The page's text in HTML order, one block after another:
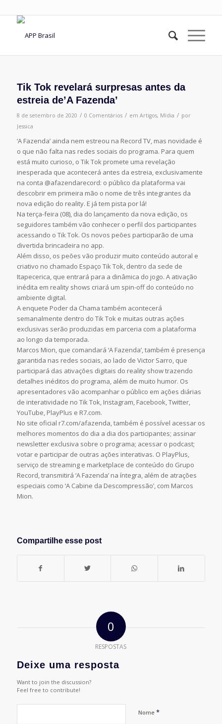
Tik Tok revelará surpresas antes da
estreia de’A Fazenda’
8 de setembro de 2020 / 0 Comentários / em Artigos, Mídia / por
Jessica
‘A Fazenda’ ainda nem estreou na Record TV, mas novidade é
o que não falta nas redes sociais do programa. Para quem
está muito curioso, o Tik Tok promete uma revelação
inesperada que acontecerá antes da estreia, exclusivamente
na conta @afazendarecord: o público da plataforma vai
descobrir em primeira mão o nome de três integrantes da
nova edição do reality. E já tem pista por lá!
Na terça-feira (08), dia do lançamento da nova edição, os
seguidores também vão conhecer o perfil dos participantes
acessando o Tik Tok. Os novos peões participarão de uma
divertida brincadeira no app.
Além disso, os peões vão produzir muito conteúdo autoral e
criativo no chamado Espaço Tik Tok, dentro da sede de
Itapecerica, que entrará para a dinâmica do jogo. A ativação
inédita em reality shows criará um spin-off do conteúdo no
ambiente digital.
A enquete Poder da Chama também acontecerá
semanalmente dentro do Tik Tok e muitas outras ações
exclusivas serão produzidas em parceria com a plataforma
ao longo da temporada.
Marcos Mion, que comandará ‘A Fazenda’, também é presença
garantida nas redes sociais, ao lado de Victor Sarro, que
participará das ativações digitais do reality show trazendo
detalhes inéditos do programa, além de muito humor. Os
apresentadores vão acompanhar o público em ações diárias
de interatividade no Tik Tok, Instagram, Facebook, Twitter,
YouTube, PlayPlus e R7.com.
No site oficial r7.com/afazenda, também é possível acessar os
melhores momentos do dia a dia dos participantes; assinar
newsletter exclusiva sobre o programa; acessar o podcast;
votar e participar de outras ações interativas. O PlayPlus,
serviço de streaming e marketplace de conteúdo do Grupo
Record, transmitirá ‘A Fazenda’ na íntegra, além de atrações
especiais como ‘A Cabine da Descompressão’, com Marcos
Mion.
Compartilhe esse post
0
RESPOSTAS
Deixe uma resposta
Want to join the discussion?
Feel free to contribute!
Nome *